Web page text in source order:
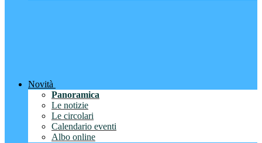
Novità
Panoramica
Le notizie
Le circolari
Calendario eventi
Albo online